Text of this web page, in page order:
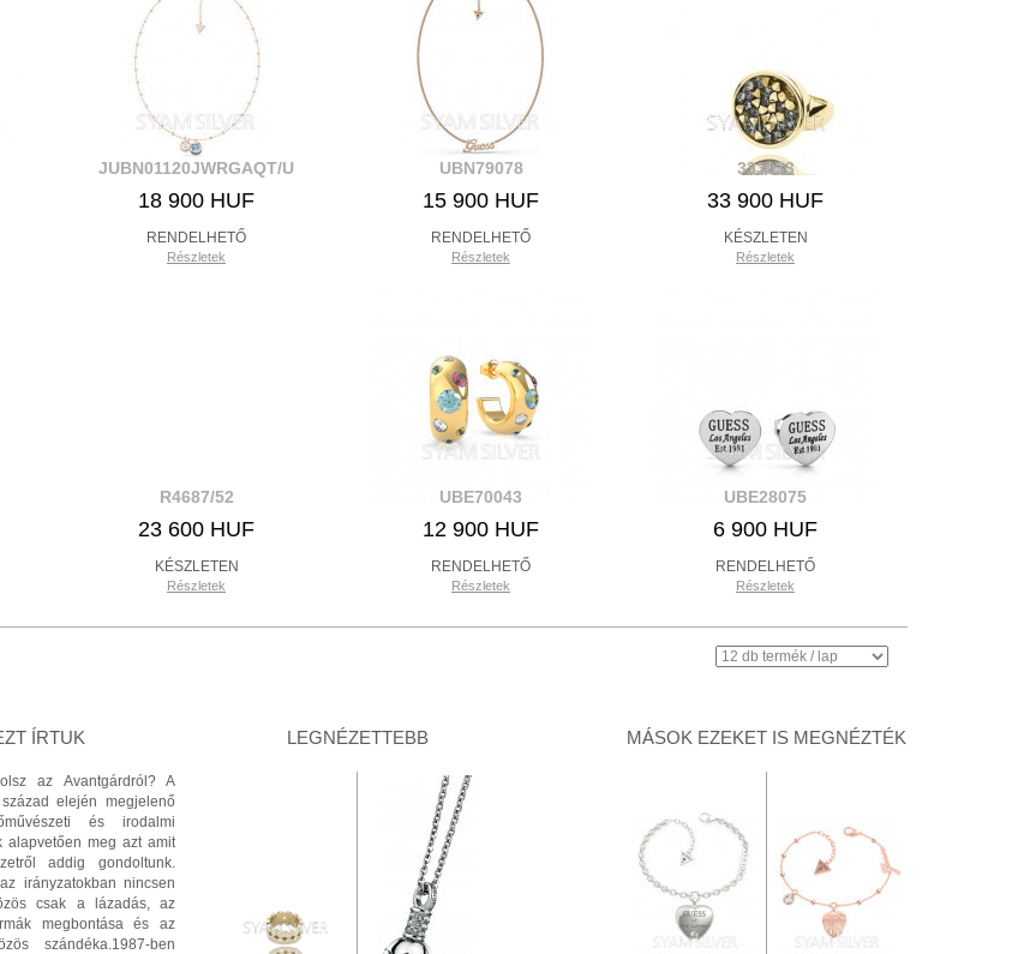
JUBN01120JWRGAQT/U
18 900 HUF
RENDELHETŐ
Részletek
UBN79078
15 900 HUF
RENDELHETŐ
Részletek
333933
33 900 HUF
KÉSZLETEN
Részletek
R4687/52
23 600 HUF
KÉSZLETEN
Részletek
UBE70043
12 900 HUF
RENDELHETŐ
Részletek
UBE28075
6 900 HUF
RENDELHETŐ
Részletek
ÍRTUK
az Avantgárdról? A
elején megjelenő
és irodalmi
alapvetően meg azt amit
addig gondoltunk.
irányzatokban nincsen
csak a lázadás, az
megbontása és az
szándéka.1987-ben
LEGNÉZETTEBB MÁSOK EZEKET IS MEGNÉZTÉK